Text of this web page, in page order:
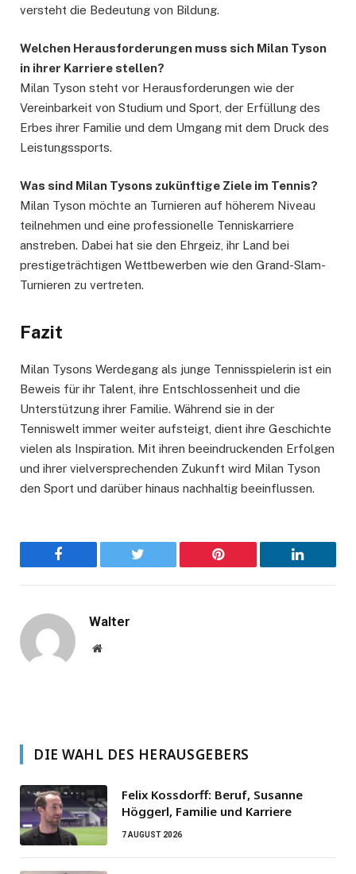
versteht die Bedeutung von Bildung.
Welchen Herausforderungen muss sich Milan Tyson
in ihrer Karriere stellen?
Milan Tyson steht vor Herausforderungen wie der
Vereinbarkeit von Studium und Sport, der Erfüllung des
Erbes ihrer Familie und dem Umgang mit dem Druck des
Leistungssports.
Was sind Milan Tysons zukünftige Ziele im Tennis?
Milan Tyson möchte an Turnieren auf höherem Niveau
teilnehmen und eine professionelle Tenniskarriere
anstreben. Dabei hat sie den Ehrgeiz, ihr Land bei
prestigeträchtigen Wettbewerben wie den Grand-Slam-
Turnieren zu vertreten.
Fazit
Milan Tysons Werdegang als junge Tennisspielerin ist ein
Beweis für ihr Talent, ihre Entschlossenheit und die
Unterstützung ihrer Familie. Während sie in der
Tenniswelt immer weiter aufsteigt, dient ihre Geschichte
vielen als Inspiration. Mit ihren beeindruckenden Erfolgen
und ihrer vielversprechenden Zukunft wird Milan Tyson
den Sport und darüber hinaus nachhaltig beeinflussen.
Facebook Twitter Pinterest LinkedIn
Walter
Website
DIE WAHL DES HERAUSGEBERS
Felix Kossdorff: Beruf, Susanne
Höggerl, Familie und Karriere
7 AUGUST 2026